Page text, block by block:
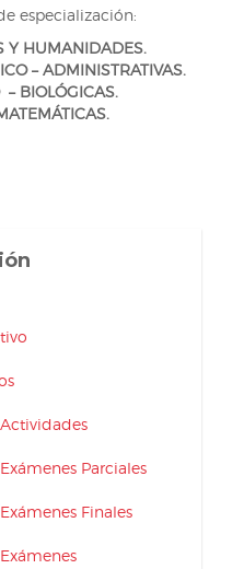
especialización:
Y HUMANIDADES.
– ADMINISTRATIVAS.
BIOLÓGICAS.
Parciales
Finales